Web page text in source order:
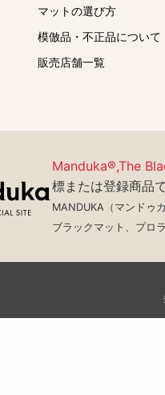
マットの選び方
模倣品・不正品について
販売店舗一覧
Manduka®,The
標または登録商品で
MANDUKA（マンドゥ
ブラックマット、プロ